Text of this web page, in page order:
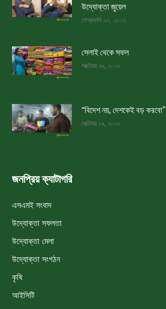
উদ্যোক্তা জুয়েল
ফেব্রুয়ারি ২৩, ২০১৯
সেলাই থেকে সফল
অক্টোবর ২৯, ২০১৮
“বিদেশ নয়, দেশকেই বড় করবো”
অক্টোবর ১৯, ২০১৮
জনপ্রিয় ক্যাটাগরি
এসএমই সংবাদ
উদ্যোক্তা সফলতা
উদ্যোক্তা মেলা
উদ্যোক্তা সংগঠন
কৃষি
আইসিটি